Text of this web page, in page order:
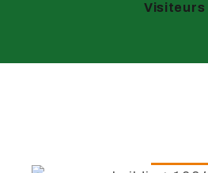
Visiteurs